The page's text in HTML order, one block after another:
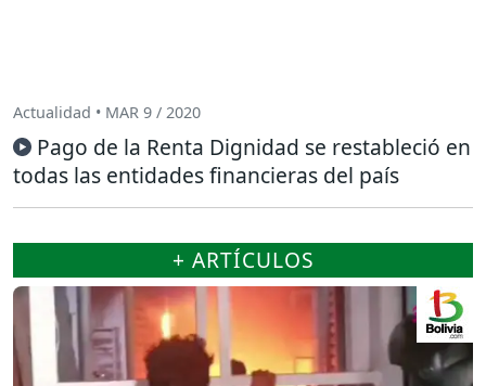
Actualidad • MAR 9 / 2020
Pago de la Renta Dignidad se restableció en
todas las entidades financieras del país
+ ARTÍCULOS